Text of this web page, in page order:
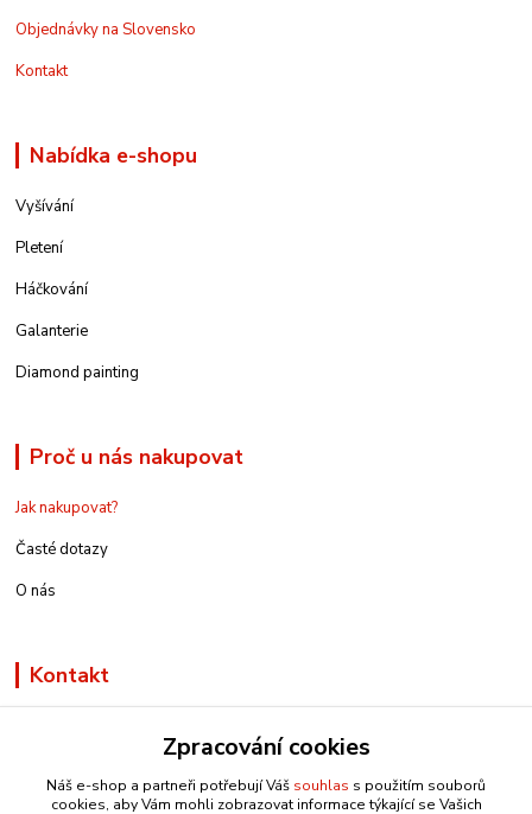
Objednávky na Slovensko
Kontakt
Nabídka e-shopu
Vyšívání
Pletení
Háčkování
Galanterie
Diamond painting
Proč u nás nakupovat
Jak nakupovat?
Časté dotazy
O nás
Kontakt
info@e-rucniprace.cz
Zpracování cookies
Náš e-shop a partneři potřebují Váš souhlas s použitím souborů
cookies, aby Vám mohli zobrazovat informace týkající se Vašich